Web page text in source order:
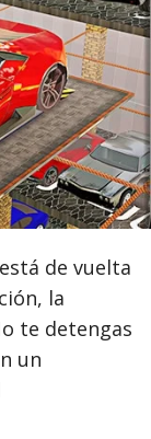
de vuelta
la
te detengas
un